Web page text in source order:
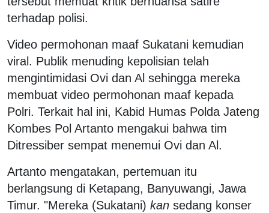
terhadap polisi.
Video permohonan maaf Sukatani kemudian
viral. Publik menuding kepolisian telah
mengintimidasi Ovi dan Al sehingga mereka
membuat video permohonan maaf kepada
Polri. Terkait hal ini, Kabid Humas Polda Jateng
Kombes Pol Artanto mengakui bahwa tim
Ditressiber sempat menemui Ovi dan Al.
Artanto mengatakan, pertemuan itu
berlangsung di Ketapang, Banyuwangi, Jawa
Timur. "Mereka (Sukatani) kan sedang konser